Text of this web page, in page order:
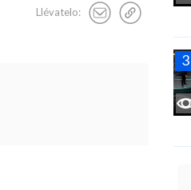
Llévatelo: